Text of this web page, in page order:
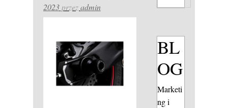
2023przezadmin
BL
OG
Marketi
ng i